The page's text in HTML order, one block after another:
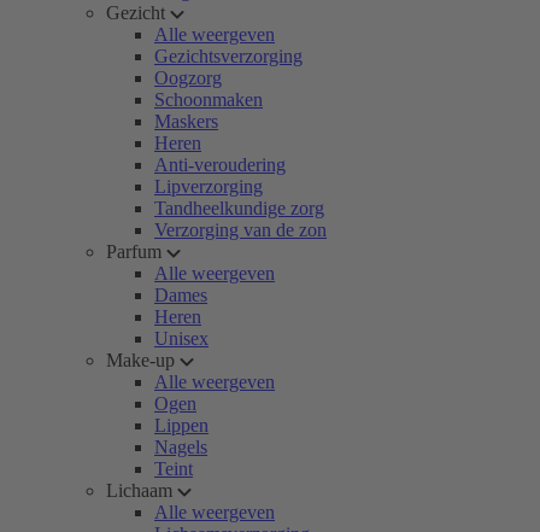
Gezicht
Alle weergeven
Gezichtsverzorging
Oogzorg
Schoonmaken
Maskers
Heren
Anti-veroudering
Lipverzorging
Tandheelkundige zorg
Verzorging van de zon
Parfum
Alle weergeven
Dames
Heren
Unisex
Make-up
Alle weergeven
Ogen
Lippen
Nagels
Teint
Lichaam
Alle weergeven